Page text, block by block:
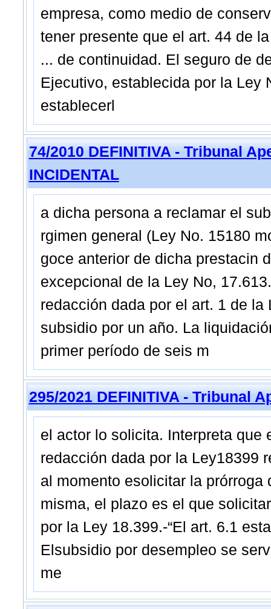
empresa, como medio de
tener presente que el art. 44 de
... de continuidad. El seguro de
Ejecutivo, establecida por la Ley
establecerl
74/2010 DEFINITIVA - Tribunal
INCIDENTAL
a dicha persona a reclamar el
rgimen general (Ley No. 15180
goce anterior de dicha prestacin
excepcional de la Ley No,
redacción dada por el art. 1 de
subsidio por un año. La
primer período de seis m
295/2021 DEFINITIVA - Tribunal
el actor lo solicita. Interpreta que
redacción dada por la Ley18399
al momento esolicitar la
misma, el plazo es el que
por la Ley 18.399.-“El art. 6.1
Elsubsidio por desempleo se
me